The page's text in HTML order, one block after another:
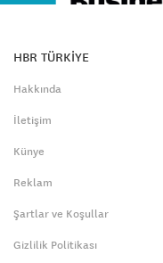
HBR TÜRKİYE
Hakkında
İletişim
Künye
Reklam
Şartlar ve Koşullar
Gizlilik Politikası